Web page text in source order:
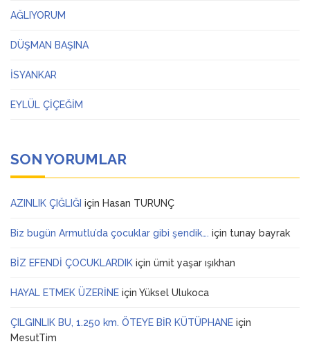
AĞLIYORUM
DÜŞMAN BAŞINA
İSYANKAR
EYLÜL ÇİÇEĞİM
SON YORUMLAR
AZINLIK ÇIĞLIĞI için Hasan TURUNÇ
Biz bugün Armutlu’da çocuklar gibi şendik…. için tunay bayrak
BİZ EFENDİ ÇOCUKLARDIK için ümit yaşar ışıkhan
HAYAL ETMEK ÜZERİNE için Yüksel Ulukoca
ÇILGINLIK BU, 1.250 km. ÖTEYE BİR KÜTÜPHANE için
MesutTim